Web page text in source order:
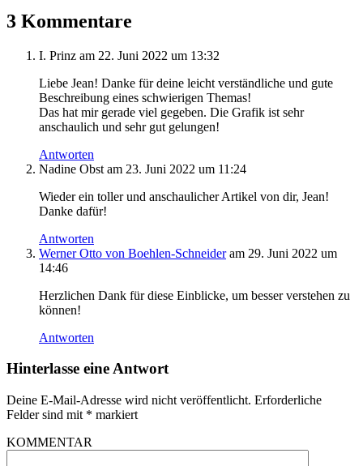
3 Kommentare
I. Prinz am 22. Juni 2022 um 13:32
Liebe Jean! Danke für deine leicht verständliche und gute
Beschreibung eines schwierigen Themas!
Das hat mir gerade viel gegeben. Die Grafik ist sehr
anschaulich und sehr gut gelungen!
Antworten
Nadine Obst am 23. Juni 2022 um 11:24
Wieder ein toller und anschaulicher Artikel von dir, Jean!
Danke dafür!
Antworten
Werner Otto von Boehlen-Schneider am 29. Juni 2022 um
14:46
Herzlichen Dank für diese Einblicke, um besser verstehen zu
können!
Antworten
Hinterlasse eine Antwort
Deine E-Mail-Adresse wird nicht veröffentlicht. Erforderliche
Felder sind mit * markiert
KOMMENTAR